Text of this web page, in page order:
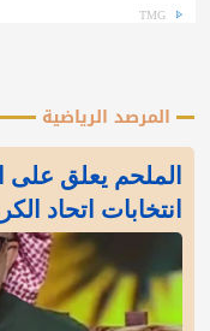
TMG
المرصد الرياضية
الملحم يعلق على
انتخابات اتحاد